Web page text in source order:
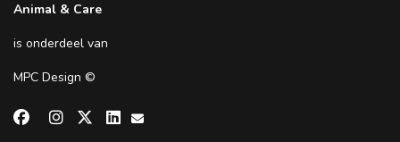
Animal & Care
is onderdeel van
MPC Design ©
 